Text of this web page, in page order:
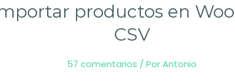
productos en
CSV
57 comentarios / PorAntonio